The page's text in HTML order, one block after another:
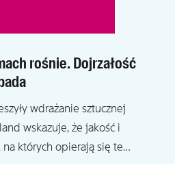
rośnie. Dojrzałość
wdrażanie sztucznej
wskazuje, że jakość i
których opierają się te…